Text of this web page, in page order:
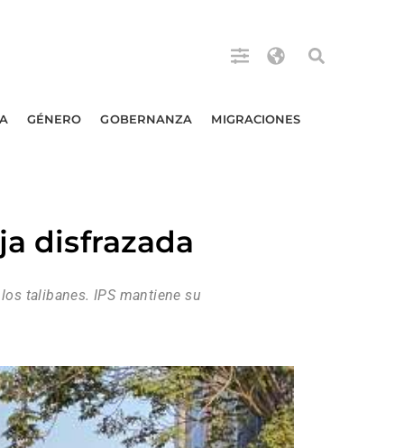
GÉNERO GOBERNANZA MIGRACIONES
disfrazada
talibanes. IPS mantiene su